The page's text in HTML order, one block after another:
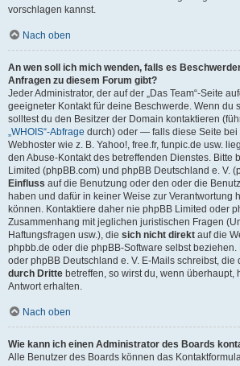
vorschlagen kannst.
Nach oben
An wen soll ich mich wenden, falls es
Anfragen zu diesem Forum gibt?
Jeder Administrator, der auf der „Das Team“-Seite
geeigneter Kontakt für deine Beschwerde. Wenn du
solltest du den Besitzer der Domain kontaktieren
„WHOIS“-Abfrage durch) oder — falls diese Seite bei
Webhoster wie z. B. Yahoo!, free.fr, funpic.de usw.
den Abuse-Kontakt des betreffenden Dienstes. Bitte
Limited (phpBB.com) und phpBB Deutschland e. V.
Einfluss auf die Benutzung oder den oder die
haben und dafür in keiner Weise zur Verantwortung
können. Kontaktiere daher nie phpBB Limited oder
Zusammenhang mit jeglichen juristischen Fragen
Haftungsfragen usw.), die sich nicht direkt auf die
phpbb.de oder die phpBB-Software selbst beziehen.
oder phpBB Deutschland e. V. E-Mails schreibst, die
durch Dritte betreffen, so wirst du, wenn überhaupt,
Antwort erhalten.
Nach oben
Wie kann ich einen Administrator des Boards
Alle Benutzer des Boards können das